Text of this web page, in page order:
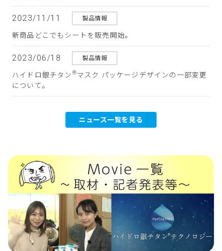
2023/11/11 製品情報
新商品どこでもシートを販売開始。
2023/06/18 製品情報
ハイドロ銀チタン ®マスク パッケージデザインの一部変更
について。
ニュース一覧を見る